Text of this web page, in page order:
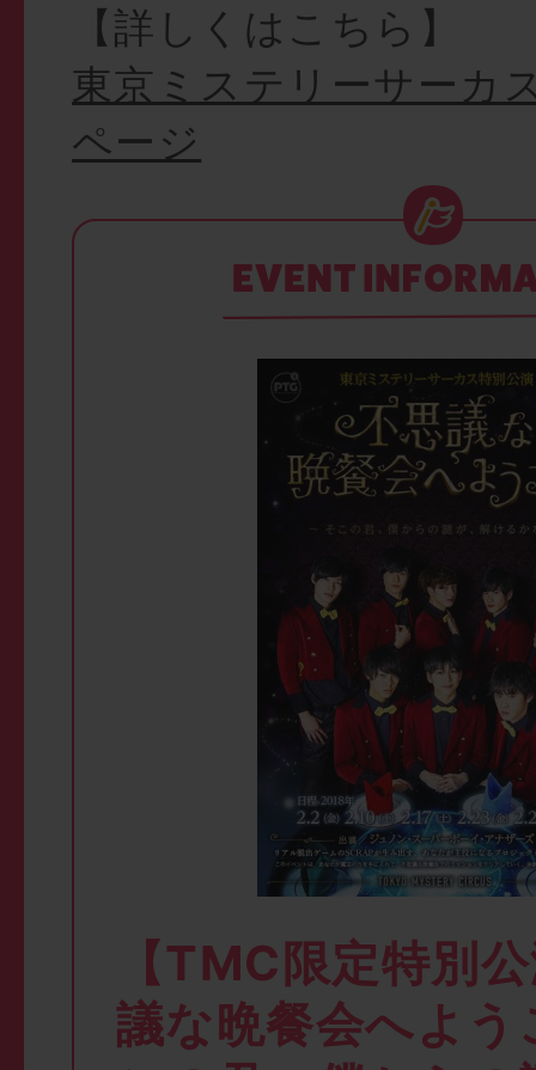
【詳しくはこちら】
東京ミステリーサー
ページ
【TMC限定特別
議な晩餐会へよう